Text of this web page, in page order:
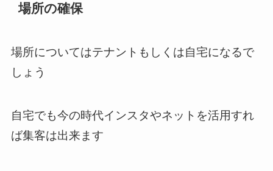
場所の確保
場所についてはテナントもしくは自宅になるで
しょう
自宅でも今の時代インスタやネットを活用すれ
ば集客は出来ます